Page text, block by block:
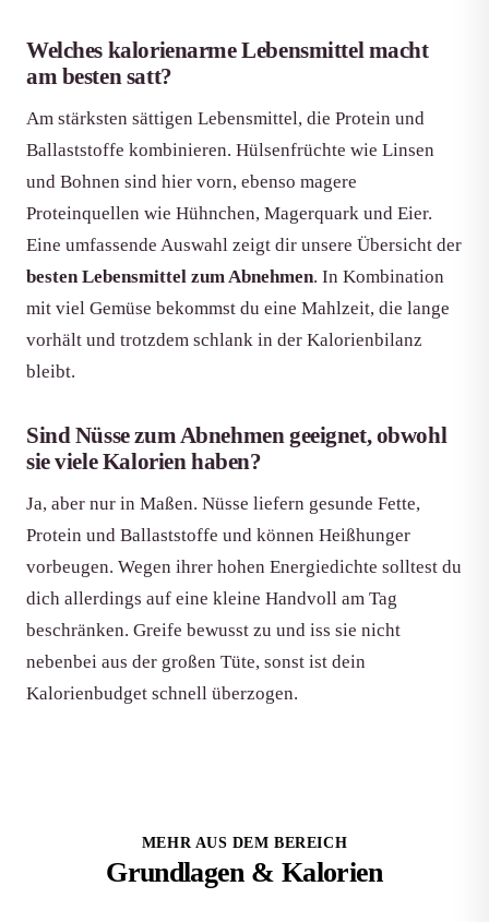
Welches kalorienarme Lebensmittel macht
am besten satt?
Am stärksten sättigen Lebensmittel, die Protein und
Ballaststoffe kombinieren. Hülsenfrüchte wie Linsen
und Bohnen sind hier vorn, ebenso magere
Proteinquellen wie Hühnchen, Magerquark und Eier.
Eine umfassende Auswahl zeigt dir unsere Übersicht der
besten Lebensmittel zum Abnehmen. In Kombination
mit viel Gemüse bekommst du eine Mahlzeit, die lange
vorhält und trotzdem schlank in der Kalorienbilanz
bleibt.
Sind Nüsse zum Abnehmen geeignet, obwohl
sie viele Kalorien haben?
Ja, aber nur in Maßen. Nüsse liefern gesunde Fette,
Protein und Ballaststoffe und können Heißhunger
vorbeugen. Wegen ihrer hohen Energiedichte solltest du
dich allerdings auf eine kleine Handvoll am Tag
beschränken. Greife bewusst zu und iss sie nicht
nebenbei aus der großen Tüte, sonst ist dein
Kalorienbudget schnell überzogen.
MEHR AUS DEM BEREICH
Grundlagen & Kalorien